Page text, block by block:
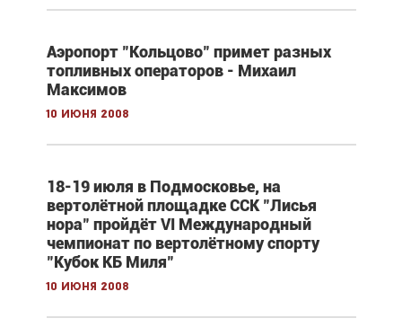
Аэропорт "Кольцово" примет разных
топливных операторов - Михаил
Максимов
10 июня 2008
18-19 июля в Подмосковье, на
вертолётной площадке ССК "Лисья
нора" пройдёт VI Международный
чемпионат по вертолётному спорту
"Кубок КБ Миля"
10 июня 2008